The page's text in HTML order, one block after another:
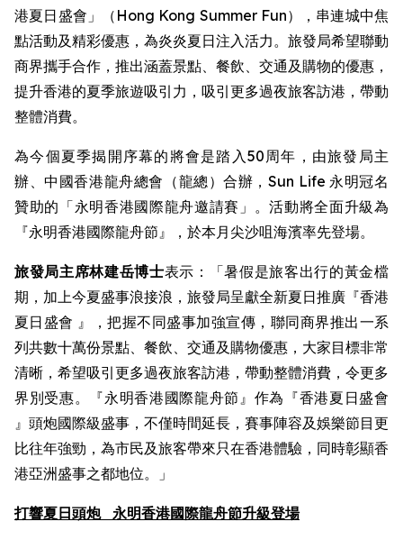
港夏日盛會」（Hong Kong Summer Fun），串連城中焦
點活動及精彩優惠，為炎炎夏日注入活力。旅發局希望聯動
商界攜手合作，推出涵蓋景點、餐飲、交通及購物的優惠，
提升香港的夏季旅遊吸引力，吸引更多過夜旅客訪港，帶動
整體消費。
為今個夏季揭開序幕的將會是踏入50周年，由旅發局主
辦、中國香港龍舟總會（龍總）合辦，Sun Life 永明冠名
贊助的「永明香港國際龍舟邀請賽」。活動將全面升級為
『永明香港國際龍舟節』，於本月尖沙咀海濱率先登場。
旅發局主席林建岳博士表示：「暑假是旅客出行的黃金檔
期，加上今夏盛事浪接浪，旅發局呈獻全新夏日推廣『香港
夏日盛會 』，把握不同盛事加強宣傳，聯同商界推出一系
列共數十萬份景點、餐飲、交通及購物優惠，大家目標非常
清晰，希望吸引更多過夜旅客訪港，帶動整體消費，令更多
界別受惠。『永明香港國際龍舟節』作為『香港夏日盛會
』頭炮國際級盛事，不僅時間延長，賽事陣容及娛樂節目更
比往年強勁，為市民及旅客帶來只在香港體驗，同時彰顯香
港亞洲盛事之都地位。」
打響夏日頭炮 永明香港國際龍舟節升級登場